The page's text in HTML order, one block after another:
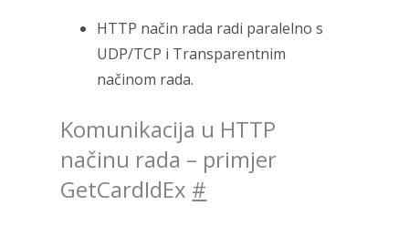
HTTP način rada radi paralelno s
UDP/TCP i Transparentnim
načinom rada.
Komunikacija u HTTP
načinu rada – primjer
GetCardIdEx #